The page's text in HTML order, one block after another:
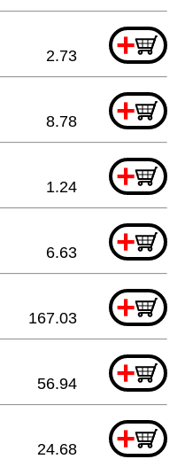
+
2.73
+
8.78
+
1.24
+
6.63
+
167.03
+
56.94
+
24.68